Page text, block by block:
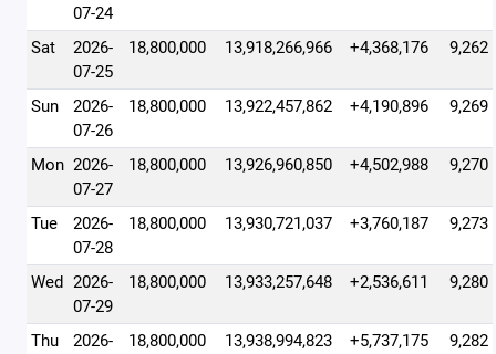
07-24
Sat
2026-
07-25
18,800,000 13,918,266,966 +4,368,176 9,262
Sun
2026-
07-26
18,800,000 13,922,457,862 +4,190,896 9,269
Mon 2026-
07-27
18,800,000 13,926,960,850 +4,502,988 9,270
Tue
2026-
07-28
18,800,000 13,930,721,037 +3,760,187 9,273
Wed 2026-
07-29
18,800,000 13,933,257,648 +2,536,611 9,280
Thu
2026-
18,800,000 13,938,994,823 +5,737,175 9,282